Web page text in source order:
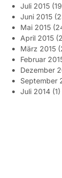
Juli 2015
Juni 2015
Mai 2015
April 2015
März 2015
Februar
Dezember
September
Juli 2014 (1)